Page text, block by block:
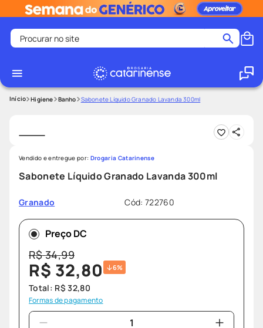
Procurar no site
1
2º
medley
4º
protetor solar facial
5º
shampoo
6º
tadalafila
9
lenço umedecido
º protetor solar
Higiene Banho Sabonete Líquido Granado Lavanda 300ml
Sabonete Líquido Granado Lavanda 300ml
Granado Cód: 722760
Vendido e entregue por: Drogaria Catarinense
Preço DC
R$34,99
R$ 32,80 6%
Total: R$ 32,80
Formas de pagamento